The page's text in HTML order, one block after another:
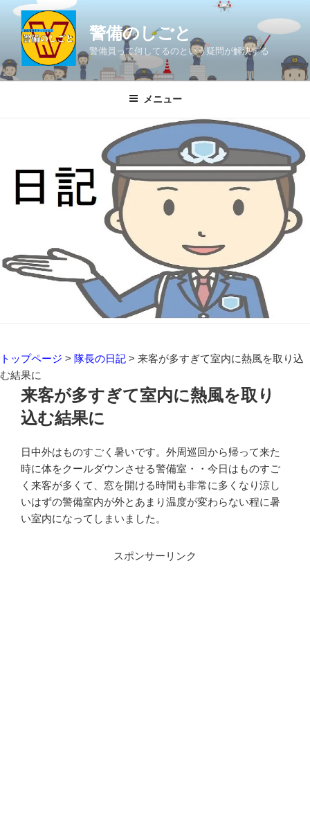
ン
ツ
警備のしごと
警備員って何してるのという疑問が解決する
メニュー
トップページ > 隊長の日記 > 来客が多すぎて室内に熱風を取り込
む結果に
来客が多すぎて室内に熱風を取り
込む結果に
日中外はものすごく暑いです。外周巡回から帰って来た
時に体をクールダウンさせる警備室・・今日はものすご
く来客が多くて、窓を開ける時間も非常に多くなり涼し
いはずの警備室内が外とあまり温度が変わらない程に暑
い室内になってしまいました。
スポンサーリンク